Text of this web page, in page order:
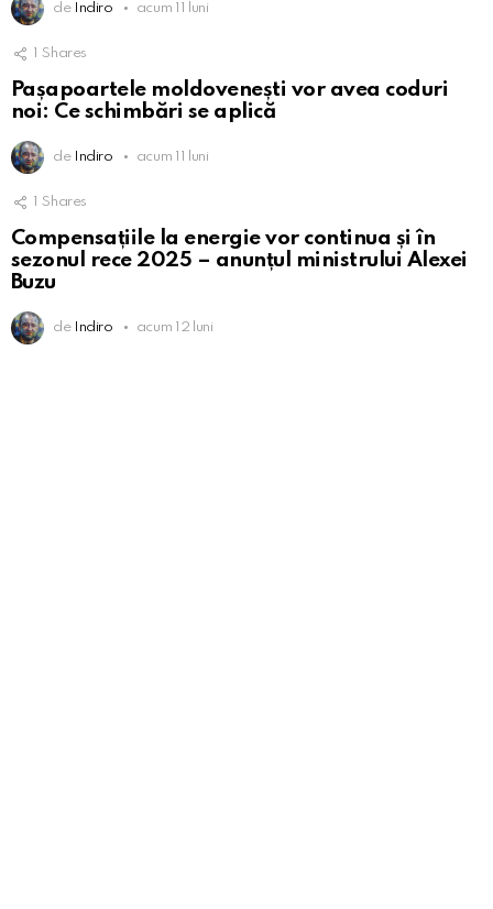
de Indiro acum 11 luni
1 Shares
Pașapoartele moldovenești vor avea coduri
noi: Ce schimbări se aplică
de Indiro acum 11 luni
1 Shares
Compensațiile la energie vor continua și în
sezonul rece 2025 – anunțul ministrului Alexei
Buzu
de Indiro acum 12 luni